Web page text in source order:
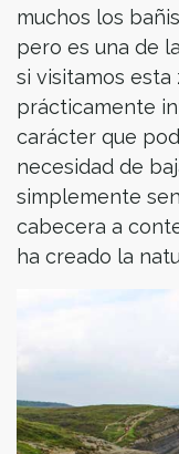
muchos los
pero es una de
si visitamos esta
prácticamente
carácter que
necesidad de
simplemente
cabecera a
ha creado la